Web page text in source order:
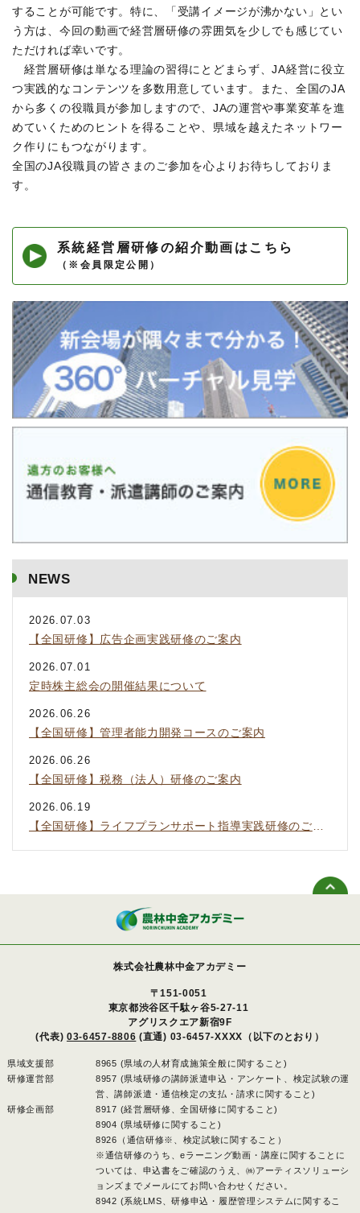
することが可能です。特に、「受講イメージが沸かない」とい
う方は、今回の動画で経営層研修の雰囲気を少しでも感じてい
ただければ幸いです。
経営層研修は単なる理論の習得にとどまらず、JA経営に役立
つ実践的なコンテンツを多数用意しています。また、全国のJA
から多くの役職員が参加しますので、JAの運営や事業変革を進
めていくためのヒントを得ることや、県域を越えたネットワー
ク作りにもつながります。
全国のJA役職員の皆さまのご参加を心よりお待ちしておりま
す。
系統経営層研修の紹介動画はこちら
（※会員限定公開）
NEWS
2026.07.03
【全国研修】広告企画実践研修のご案内
2026.07.01
定時株主総会の開催結果について
2026.06.26
【全国研修】管理者能力開発コースのご案内
2026.06.26
【全国研修】税務（法人）研修のご案内
2026.06.19
株式会社農林中金アカデミー
〒151-0051
東京都渋谷区千駄ヶ谷5-27-11
アグリスクエア新宿9F
(代表) 03-6457-8806 (直通) 03-6457-XXXX（以下のとおり）
県域支援部
8965 (県域の人材育成施策全般に関すること)
研修運営部
8957 (県域研修の講師派遣申込・アンケート、検定試験の運
営、講師派遣・通信検定の支払・請求に関すること)
研修企画部
8917 (経営層研修、全国研修に関すること)
8904 (県域研修に関すること)
8926（通信研修※、検定試験に関すること）
※通信研修のうち、eラーニング動画・講座に関することに
ついては、申込書をご確認のうえ、㈱アーティスソリューシ
ョンズまでメールにてお問い合わせください。
8942 (系統LMS、研修申込・履歴管理システムに関するこ